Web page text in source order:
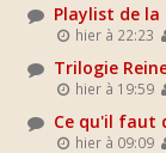
Playlist de la
hier à 22:23
Trilogie
hier à 19:59
Ce qu'il faut
hier à 09:09